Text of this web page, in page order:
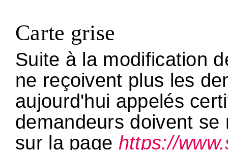
Carte grise
Suite à la modification
ne reçoivent plus les
aujourd'hui appelés
demandeurs doivent
sur la page https://